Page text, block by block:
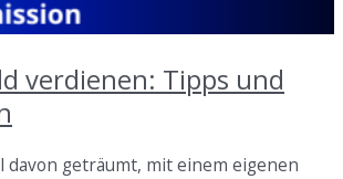
verdienen: Tipps und
davon geträumt, mit einem eigenen